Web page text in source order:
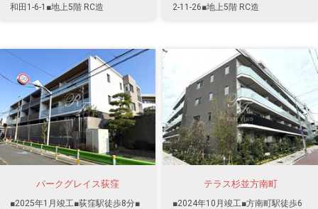
和田1-6-1■地上5階 RC造
2-11-26■地上5階 RC造
パークグレイス荻窪
■2025年1月竣工■荻窪駅徒歩8分■
テラス杉並方南町
■2024年10月竣工■方南町駅徒歩6